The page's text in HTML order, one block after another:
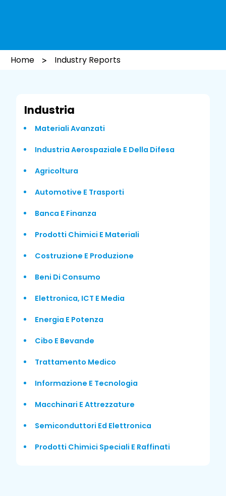
Home Industry Reports
Industria
Materiali Avanzati
Industria Aerospaziale E Della Difesa
Agricoltura
Automotive E Trasporti
Banca E Finanza
Prodotti Chimici E Materiali
Costruzione E Produzione
Beni Di Consumo
Elettronica, ICT E Media
Energia E Potenza
Cibo E Bevande
Trattamento Medico
Informazione E Tecnologia
Macchinari E Attrezzature
Semiconduttori Ed Elettronica
Prodotti Chimici Speciali E Raffinati